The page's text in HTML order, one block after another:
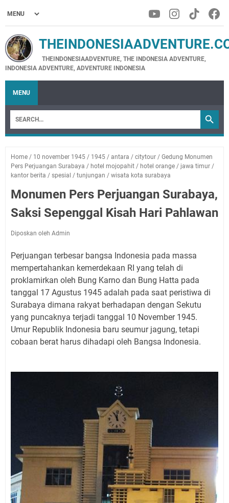
THEINDONESIAADVENTURE, THE INDONESIA ADVENTURE,
INDONESIA ADVENTURE, ADVENTURE INDONESIA
MENU
Home / 10 november 1945 / 1945 / antara / citytour / Gedung Monumen
Pers Perjuangan Surabaya / hotel mojopahit / hotel orange / jawa timur /
kantor berita / spesial / tunjungan / wisata kota surabaya
Monumen Pers Perjuangan Surabaya,
Saksi Sepenggal Kisah Hari Pahlawan
Diposkan oleh Admin
Perjuangan terbesar bangsa Indonesia pada massa
mempertahankan kemerdekaan RI yang telah di
proklamirkan oleh Bung Karno dan Bung Hatta pada
tanggal 17 Agustus 1945 adalah pada saat peristiwa di
Surabaya dimana rakyat berhadapan dengan Sekutu
yang puncaknya terjadi tanggal 10 November 1945.
Umur Republik Indonesia baru seumur jagung, tetapi
cobaan berat harus dihadapi oleh Bangsa Indonesia.